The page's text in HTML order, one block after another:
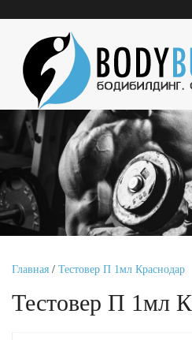
Главная / Тестовер П 1мл Краснодар
Тестовер П 1мл